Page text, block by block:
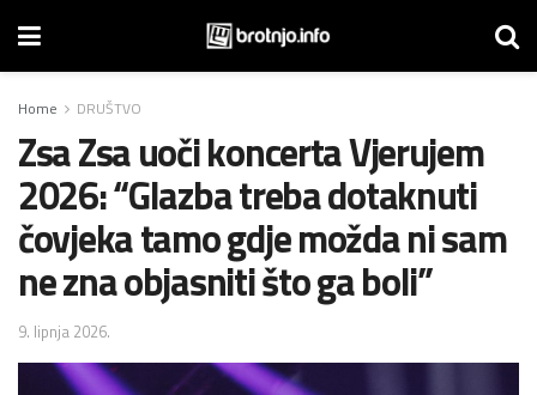
Home DRUŠTVO
Zsa Zsa uoči koncerta Vjerujem
2026: “Glazba treba dotaknuti
čovjeka tamo gdje možda ni sam
ne zna objasniti što ga boli”
9. lipnja 2026.